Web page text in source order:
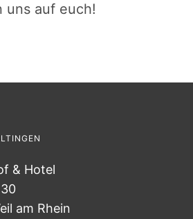
uns auf euch!
& Hotel
am Rhein